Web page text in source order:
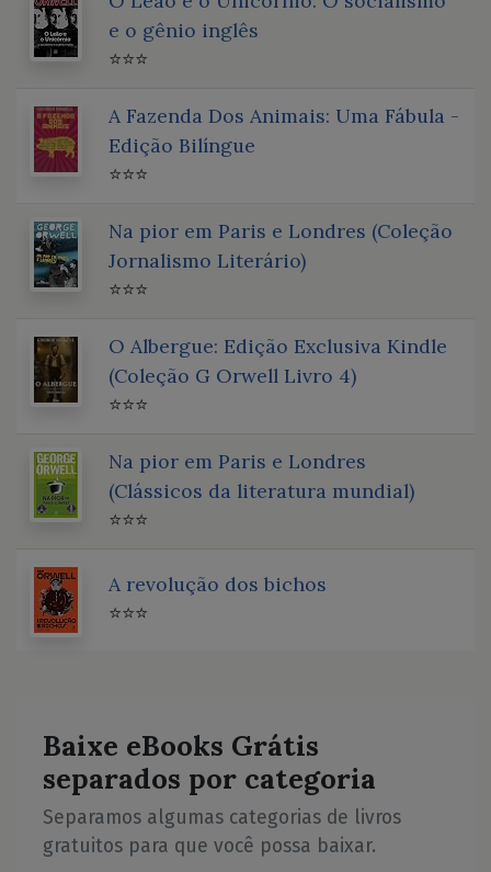
e o gênio inglês
⭐⭐⭐
A Fazenda Dos Animais: Uma Fábula -
Edição Bilíngue
⭐⭐⭐
Na pior em Paris e Londres (Coleção
Jornalismo Literário)
⭐⭐⭐
O Albergue: Edição Exclusiva Kindle
(Coleção G Orwell Livro 4)
⭐⭐⭐
Na pior em Paris e Londres
(Clássicos da literatura mundial)
⭐⭐⭐
A revolução dos bichos
⭐⭐⭐
Baixe eBooks Grátis
separados por categoria
Separamos algumas categorias de livros
gratuitos para que você possa baixar.